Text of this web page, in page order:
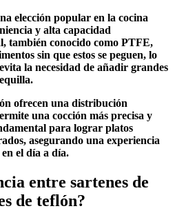
elección popular en la cocina
y alta capacidad
también conocido como PTFE,
sin que estos se peguen, lo
la necesidad de añadir grandes
ofrecen una distribución
una cocción más precisa y
para lograr platos
asegurando una experiencia
el día a día.
entre sartenes de
de teflón?